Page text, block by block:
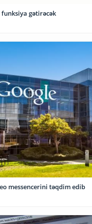
funksiya gətirəcək
video messencerini təqdim edib